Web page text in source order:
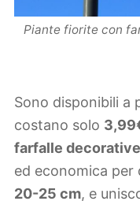
Piante fiorite con
Sono disponibili a
costano solo
farfalle decorative
ed economica per
20-25 cm, e